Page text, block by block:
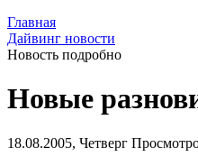
Главная
Дайвинг новости
Новость подробно
Новые
18.08.2005, Четверг